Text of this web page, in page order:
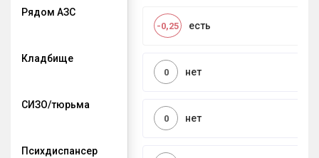
Рядом АЗС
есть
-0,25
Кладбище
нет
0
СИЗО/тюрьма
нет
0
Психдиспансер